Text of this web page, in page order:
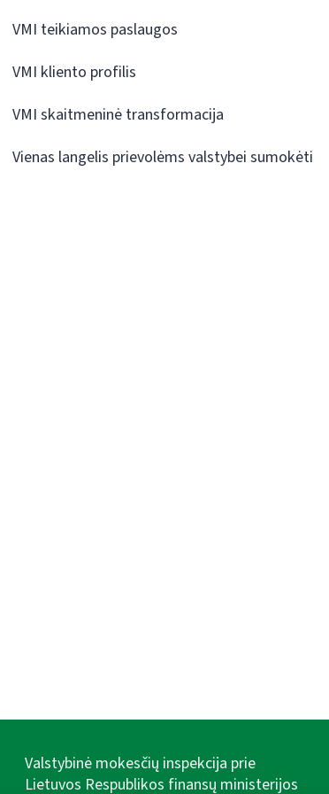
VMI teikiamos paslaugos
VMI kliento profilis
VMI skaitmeninė transformacija
Vienas langelis prievolėms valstybei sumokėti
Valstybinė mokesčių inspekcija prie
Lietuvos Respublikos finansų ministerijos